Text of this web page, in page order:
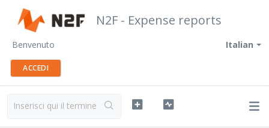
N2F - Expense reports
Italian
Benvenuto
ACCEDI